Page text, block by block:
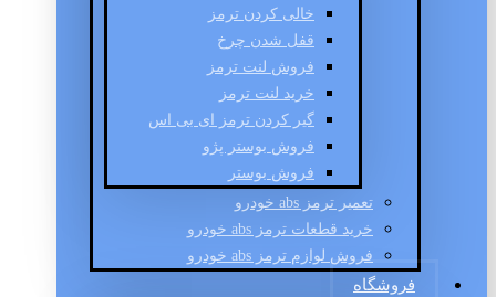
خالی کردن ترمز
قفل شدن چرخ
فروش لنت ترمز
خرید لنت ترمز
گیر کردن ترمز ای بی اس
فروش بوستر پژو
فروش بوستر
تعمیر ترمز abs خودرو
خرید قطعات ترمز abs خودرو
فروش لوازم ترمز abs خودرو
فروشگاه